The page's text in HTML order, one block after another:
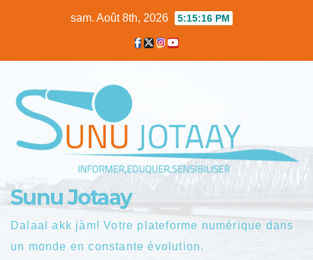
sam. Août 8th, 2026 5:15:17 PM
Sunu Jotaay
Dalaal akk jàm! Votre plateforme numérique dans
un monde en constante évolution.